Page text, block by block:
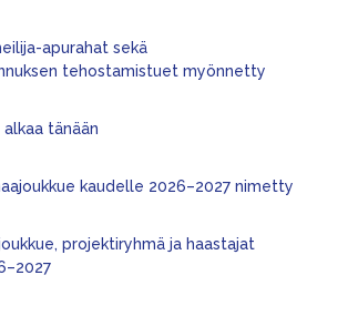
apurahat sekä
tehostamistuet myönnetty
alkaa tänään
kaudelle 2026–2027 nimetty
projektiryhmä ja haastajat